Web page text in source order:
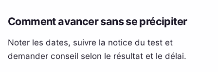
Comment avancer sans se précipiter
Noter les dates, suivre la notice du test et
demander conseil selon le résultat et le délai.